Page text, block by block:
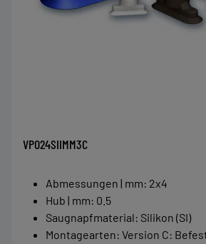
VPO24SIIMM3C
Abmessungen | mm: 2x4
Hub | mm: 0.5
Saugnapfmaterial: Silikon (SI)
Montagearten: Version C: